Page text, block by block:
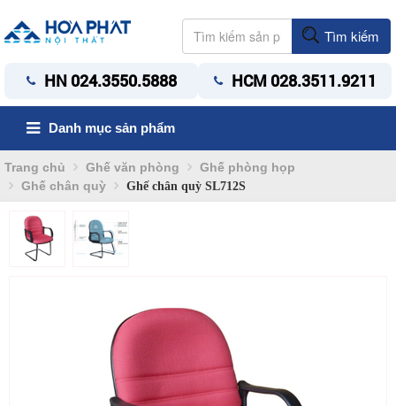
Tìm kiếm
HN 024.3550.5888 HCM 028.3511.9211
Danh mục sản phẩm
Trang chủ Ghế văn phòng
Ghế phòng họp
Ghế chân quỳ
Ghế chân quỳ SL712S